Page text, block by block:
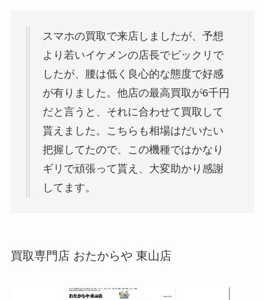
スマホの買取で来店しましたが、予想
より若いイケメンの店長でビックリで
したが、腰は低く良心的な態度で好感
が有りました。他店の最高買取が6千円
だと言うと、それに合わせて買取して
貰えました。こちらも相場はだいたい
把握してたので、この機種ではかなり
ギリで頑張って貰え、大変助かり感謝
してます。
買取専門店 おたからや 東山店